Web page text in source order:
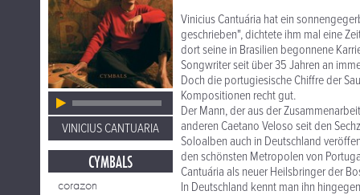
VINICIUS CANTUARIA
CYMBALS
corazon
Vinicius Cantuária hat ein
geschrieben", dichtete ihm mal eine
dort seine in Brasilien begonnene
Songwriter seit über 35 Jahren an
Doch die portugiesische Chiffre der
Kompositionen recht gut.
Der Mann, der aus der
anderen Caetano Veloso seit den
Soloalben auch in Deutschland
den schönsten Metropolen von
Cantuária als neuer Heilsbringer der
In Deutschland kennt man ihn